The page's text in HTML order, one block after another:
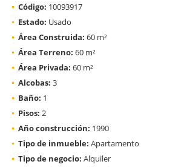
Código: 10093917
Estado: Usado
Área Construida: 60 m²
Área Terreno: 60 m²
Área Privada: 60 m²
Alcobas: 3
Baño: 1
Pisos: 2
Año construcción: 1990
Tipo de inmueble: Apartamento
Tipo de negocio: Alquiler